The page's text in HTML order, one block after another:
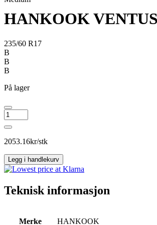
HANKOOK
235/60 R17
B
B
B
På lager
HANKOOK
VENTUS
PRIME3
K125
2053.16kr/stk
Legg i handlekurv
Teknisk informasjon
Merke HANKOOK